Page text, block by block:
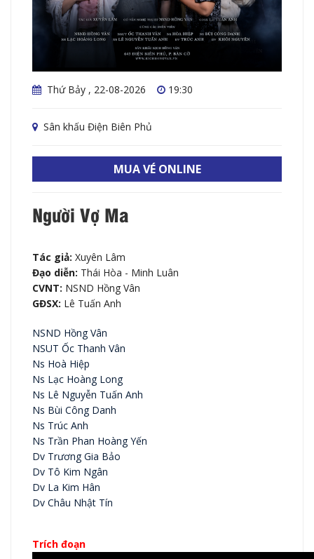
Thứ Bảy , 22-08-2026 19:30
Sân khấu Điện Biên Phủ
MUA VÉ ONLINE
Người Vợ Ma
Tác giả: Xuyên Lâm
Đạo diễn: Thái Hòa - Minh Luân
CVNT: NSND Hồng Vân
GĐSX: Lê Tuấn Anh
NSND Hồng Vân
NSUT Ốc Thanh Vân
Ns Hoà Hiệp
Ns Lạc Hoàng Long
Ns Lê Nguyễn Tuấn Anh
Ns Bùi Công Danh
Ns Trúc Anh
Ns Trần Phan Hoàng Yến
Dv Trương Gia Bảo
Dv Tô Kim Ngân
Dv La Kim Hân
Dv Châu Nhật Tín
Trích đoạn